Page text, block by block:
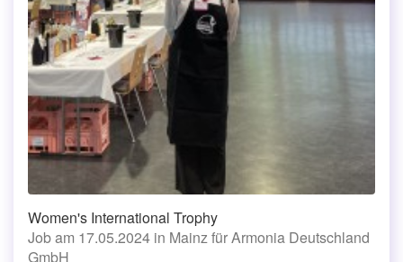
Women's International Trophy
Job am 17.05.2024 in Mainz für Armonia Deutschland
GmbH